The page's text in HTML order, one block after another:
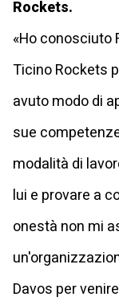
Rockets.
«Ho conosciuto
Ticino Rockets
avuto modo di
sue
modalità di
lui e provare a
onestà non mi
Davos per